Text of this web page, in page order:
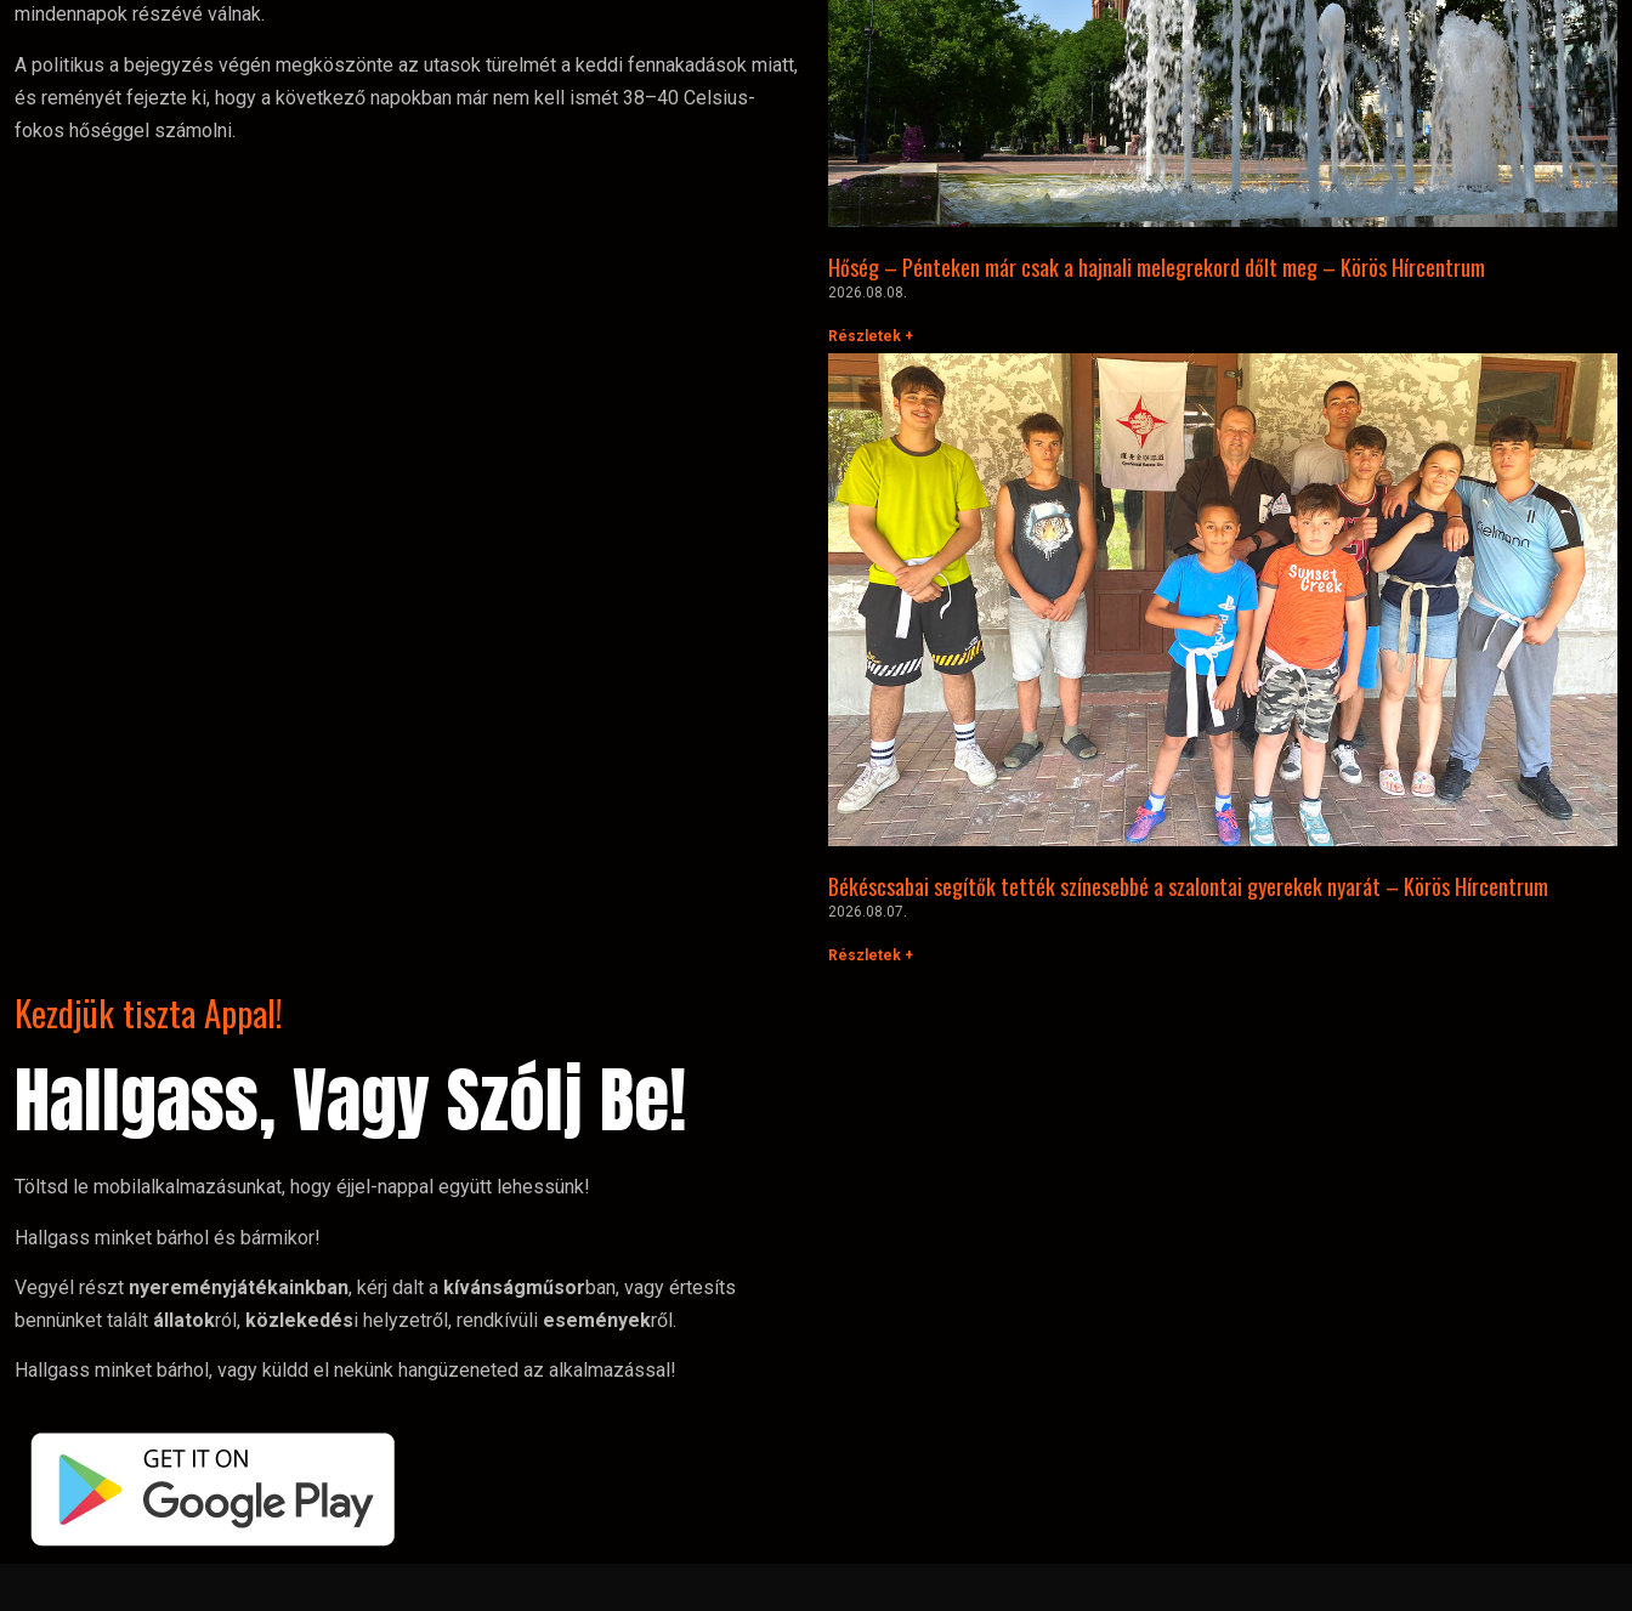
mindennapok részévé válnak.
A politikus a bejegyzés végén megköszönte az utasok türelmét a keddi fennakadások miatt,
és reményét fejezte ki, hogy a következő napokban már nem kell ismét 38–40 Celsius-
fokos hőséggel számolni.
Hőség – Pénteken már csak a hajnali melegrekord dőlt meg – Körös Hírcentrum
2026.08.08.
Részletek +
Békéscsabai segítők tették színesebbé a szalontai gyerekek nyarát – Körös Hírcentrum
2026.08.07.
Részletek +
Kezdjük tiszta Appal!
Hallgass, Vagy Szólj Be!
Töltsd le mobilalkalmazásunkat, hogy éjjel-nappal együtt lehessünk!
Hallgass minket bárhol és bármikor!
Vegyél részt nyereményjátékainkban, kérj dalt a kívánságműsorban, vagy értesíts
bennünket talált állatokról, közlekedési helyzetről, rendkívüli eseményekről.
Hallgass minket bárhol, vagy küldd el nekünk hangüzeneted az alkalmazással!